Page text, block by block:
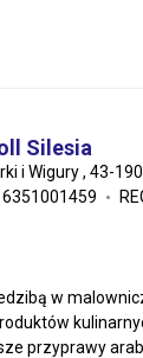
Silesia
i Wigury , 43-
6351001459
w
przyprawy